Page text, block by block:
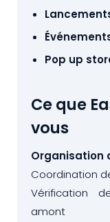
Pop up
Ce que
vous
Organisation
Coordination
Vérification
amont